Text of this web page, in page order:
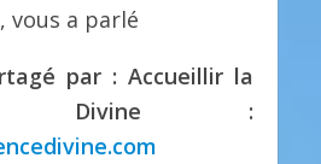
vous a parlé
par : Accueillir la
Divine :